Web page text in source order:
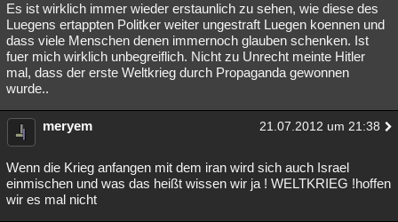
Es ist wirklich immer wieder erstaunlich zu sehen, wie diese des
Luegens ertappten Politker weiter ungestraft Luegen koennen und
dass viele Menschen denen immernoch glauben schenken. Ist
fuer mich wirklich unbegreiflich. Nicht zu Unrecht meinte Hitler
mal, dass der erste Weltkrieg durch Propaganda gewonnen
wurde..
meryem 21.07.2012 um 21:38
Wenn die Krieg anfangen mit dem iran wird sich auch Israel
einmischen und was das heißt wissen wir ja ! WELTKRIEG !hoffen
wir es mal nicht